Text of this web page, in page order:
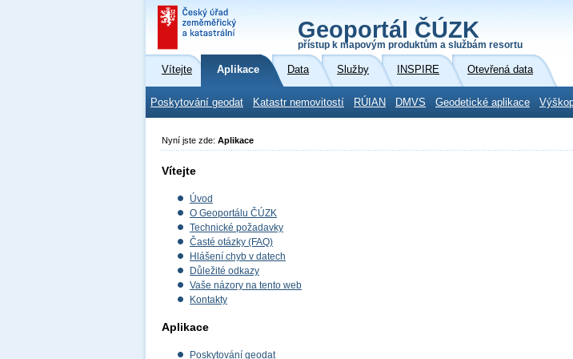
Geoportál ČÚZK
přístup k mapovým produktům a službám resortu
Vítejte Aplikace Data Služby INSPIRE Otevřená data
Poskytování geodat Katastr nemovitostí RÚIAN DMVS Geodetické aplikace
Nyní jste zde: Aplikace
Vítejte
Úvod
O Geoportálu ČÚZK
Technické požadavky
Časté otázky (FAQ)
Hlášení chyb v datech
Důležité odkazy
Vaše názory na tento web
Kontakty
Aplikace
Poskytování geodat